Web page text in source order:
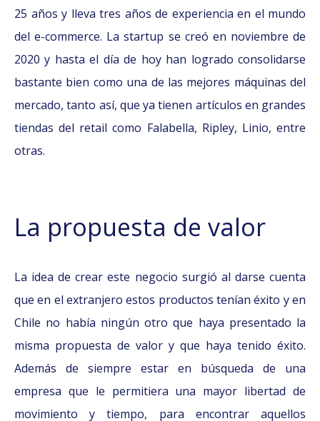
25 años y lleva tres años de experiencia en el mundo
del e-commerce. La startup se creó en noviembre de
2020 y hasta el día de hoy han logrado consolidarse
bastante bien como una de las mejores máquinas del
mercado, tanto así, que ya tienen artículos en grandes
tiendas del retail como Falabella, Ripley, Linio, entre
otras.
La propuesta de valor
La idea de crear este negocio surgió al darse cuenta
que en el extranjero estos productos tenían éxito y en
Chile no había ningún otro que haya presentado la
misma propuesta de valor y que haya tenido éxito.
Además de siempre estar en búsqueda de una
empresa que le permitiera una mayor libertad de
movimiento y tiempo, para encontrar aquellos